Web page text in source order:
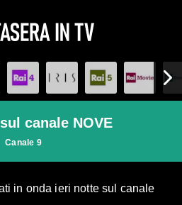
canale NOVE
Canale 9
in onda ieri notte sul canale